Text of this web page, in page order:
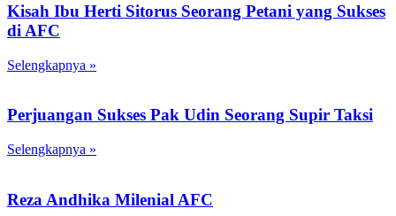
Kisah Ibu Herti Sitorus Seorang Petani yang Sukses
di AFC
Selengkapnya »
Perjuangan Sukses Pak Udin Seorang Supir Taksi
Selengkapnya »
Reza Andhika Milenial AFC